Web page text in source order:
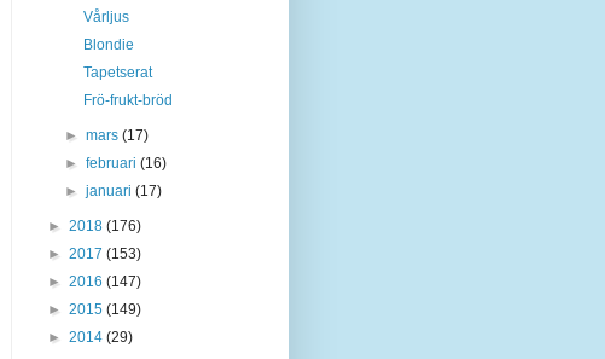
Vårljus
Blondie
Tapetserat
Frö-frukt-bröd
►mars(17)
►februari(16)
►januari(17)
► 2018 (176)
► 2017 (153)
► 2016 (147)
► 2015 (149)
► 2014 (29)